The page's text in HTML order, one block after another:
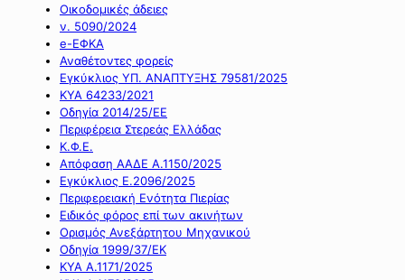
Οικοδομικές άδειες
ν. 5090/2024
e-ΕΦΚΑ
Αναθέτοντες φορείς
Εγκύκλιος ΥΠ. ΑΝΑΠΤΥΞΗΣ 79581/2025
ΚΥΑ 64233/2021
Οδηγία 2014/25/ΕΕ
Περιφέρεια Στερεάς Ελλάδας
Κ.Φ.Ε.
Απόφαση ΑΑΔΕ Α.1150/2025
Εγκύκλιος Ε.2096/2025
Περιφερειακή Ενότητα Πιερίας
Ειδικός φόρος επί των ακινήτων
Ορισμός Ανεξάρτητου Μηχανικού
Οδηγία 1999/37/ΕΚ
ΚΥΑ Α.1171/2025